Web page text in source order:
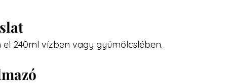
240ml vízben vagy gyümölcslében.